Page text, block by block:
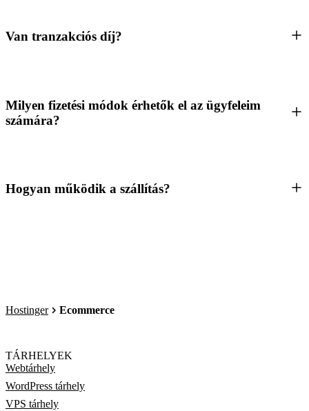
Van tranzakciós díj?
Milyen fizetési módok érhetők el az ügyfeleim
számára?
Hogyan működik a szállítás?
Hostinger Ecommerce
TÁRHELYEK
Webtárhely
WordPress tárhely
VPS tárhely